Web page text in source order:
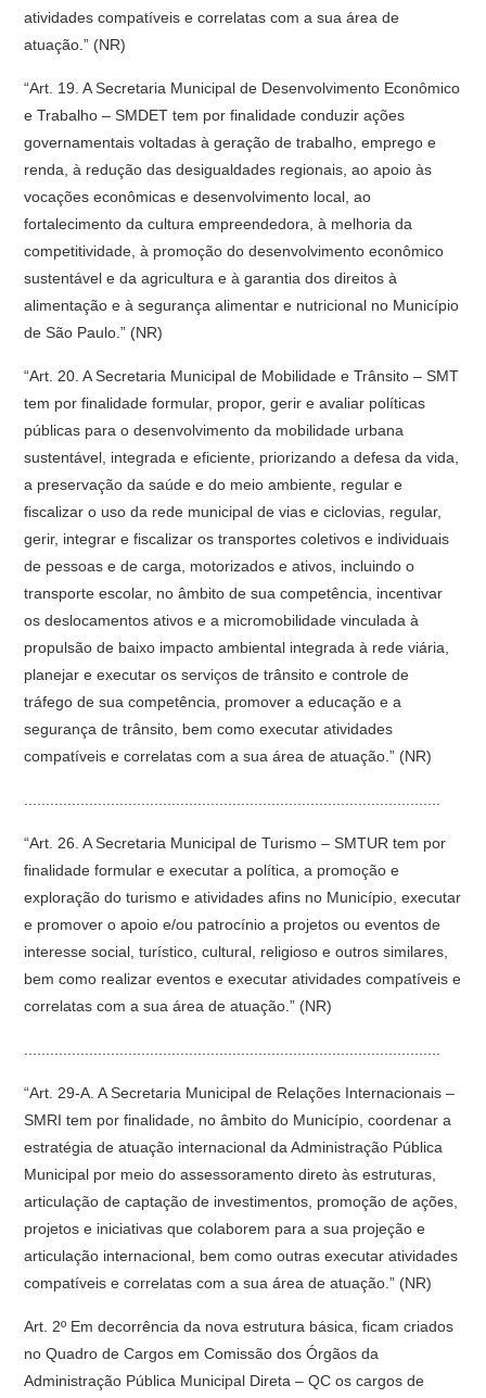
atividades compatíveis e correlatas com a sua área de
atuação.” (NR)
“Art. 19. A Secretaria Municipal de Desenvolvimento Econômico
e Trabalho – SMDET tem por finalidade conduzir ações
governamentais voltadas à geração de trabalho, emprego e
renda, à redução das desigualdades regionais, ao apoio às
vocações econômicas e desenvolvimento local, ao
fortalecimento da cultura empreendedora, à melhoria da
competitividade, à promoção do desenvolvimento econômico
sustentável e da agricultura e à garantia dos direitos à
alimentação e à segurança alimentar e nutricional no Município
de São Paulo.” (NR)
“Art. 20. A Secretaria Municipal de Mobilidade e Trânsito – SMT
tem por finalidade formular, propor, gerir e avaliar políticas
públicas para o desenvolvimento da mobilidade urbana
sustentável, integrada e eficiente, priorizando a defesa da vida,
a preservação da saúde e do meio ambiente, regular e
fiscalizar o uso da rede municipal de vias e ciclovias, regular,
gerir, integrar e fiscalizar os transportes coletivos e individuais
de pessoas e de carga, motorizados e ativos, incluindo o
transporte escolar, no âmbito de sua competência, incentivar
os deslocamentos ativos e a micromobilidade vinculada à
propulsão de baixo impacto ambiental integrada à rede viária,
planejar e executar os serviços de trânsito e controle de
tráfego de sua competência, promover a educação e a
segurança de trânsito, bem como executar atividades
compatíveis e correlatas com a sua área de atuação.” (NR)
“Art. 26. A Secretaria Municipal de Turismo – SMTUR tem por
finalidade formular e executar a política, a promoção e
exploração do turismo e atividades afins no Município, executar
e promover o apoio e/ou patrocínio a projetos ou eventos de
interesse social, turístico, cultural, religioso e outros similares,
bem como realizar eventos e executar atividades compatíveis e
correlatas com a sua área de atuação.” (NR)
“Art. 29-A. A Secretaria Municipal de Relações Internacionais –
SMRI tem por finalidade, no âmbito do Município, coordenar a
estratégia de atuação internacional da Administração Pública
Municipal por meio do assessoramento direto às estruturas,
articulação de captação de investimentos, promoção de ações,
projetos e iniciativas que colaborem para a sua projeção e
articulação internacional, bem como outras executar atividades
compatíveis e correlatas com a sua área de atuação.” (NR)
Art. 2º Em decorrência da nova estrutura básica, ficam criados
no Quadro de Cargos em Comissão dos Órgãos da
Administração Pública Municipal Direta – QC os cargos de